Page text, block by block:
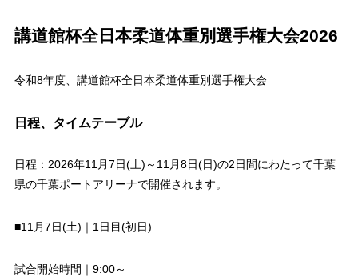
講道館杯全日本柔道体重別選手権大会2026
令和8年度、講道館杯全日本柔道体重別選手権大会
日程、タイムテーブル
日程：2026年11月7日(土)～11月8日(日)の2日間にわたって千葉
県の千葉ポートアリーナで開催されます。
■11月7日(土)｜1日目(初日)
試合開始時間｜9:00～